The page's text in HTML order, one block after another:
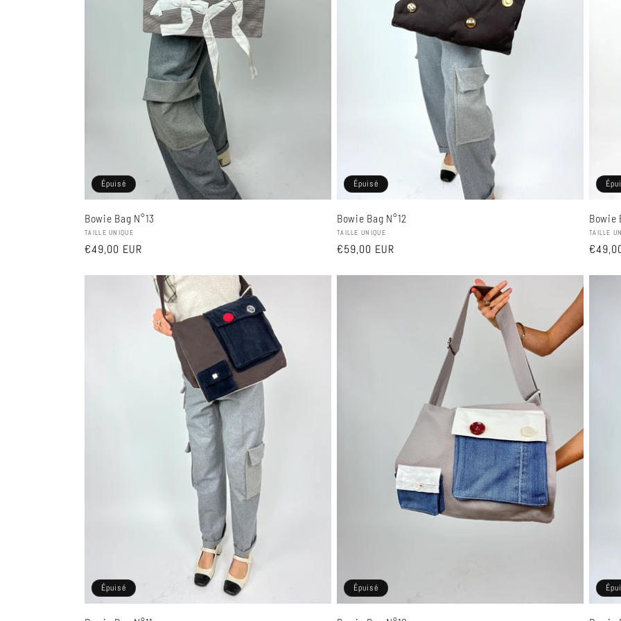
Épuisé
Bowie Bag N°13
Fournisseur :
TAILLE UNIQUE
Prix
€49,00 EUR
Épuisé
Bowie Bag N°12
Fournisseur :
TAILLE UNIQUE
Prix
€59,00 EUR
Bowie
TAILLE
Prix
Épuisé Épuisé